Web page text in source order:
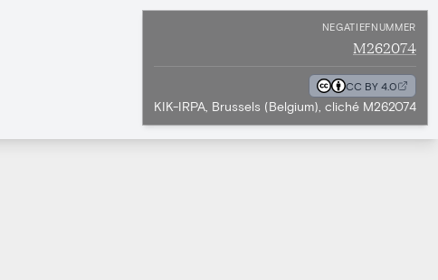
NEGATIEFNUMMER
M262074
CC BY 4.0
KIK-IRPA, Brussels (Belgium), cliché M262074